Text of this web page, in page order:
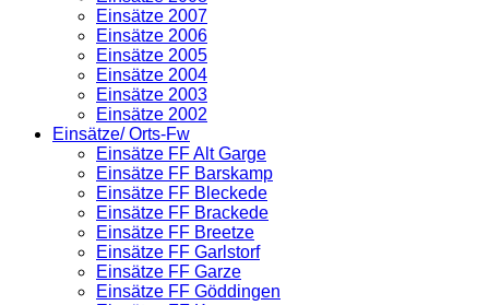
Einsätze 2007
Einsätze 2006
Einsätze 2005
Einsätze 2004
Einsätze 2003
Einsätze 2002
Einsätze/ Orts-Fw
Einsätze FF Alt Garge
Einsätze FF Barskamp
Einsätze FF Bleckede
Einsätze FF Brackede
Einsätze FF Breetze
Einsätze FF Garlstorf
Einsätze FF Garze
Einsätze FF Göddingen